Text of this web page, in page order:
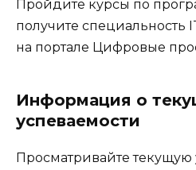
Пройдите курсы по
получите специальность
на портале Цифровые
Информация о
успеваемости
Просматривайте текущую